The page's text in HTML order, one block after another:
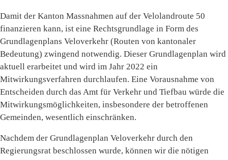
Damit der Kanton Massnahmen auf der Velolandroute 50
finanzieren kann, ist eine Rechtsgrundlage in Form des
Grundlagenplans Veloverkehr (Routen von kantonaler
Bedeutung) zwingend notwendig. Dieser Grundlagenplan wird
aktuell erarbeitet und wird im Jahr 2022 ein
Mitwirkungsverfahren durchlaufen. Eine Vorausnahme von
Entscheiden durch das Amt für Verkehr und Tiefbau würde die
Mitwirkungsmöglichkeiten, insbesondere der betroffenen
Gemeinden, wesentlich einschränken.
Nachdem der Grundlagenplan Veloverkehr durch den
Regierungsrat beschlossen wurde, können wir die nötigen